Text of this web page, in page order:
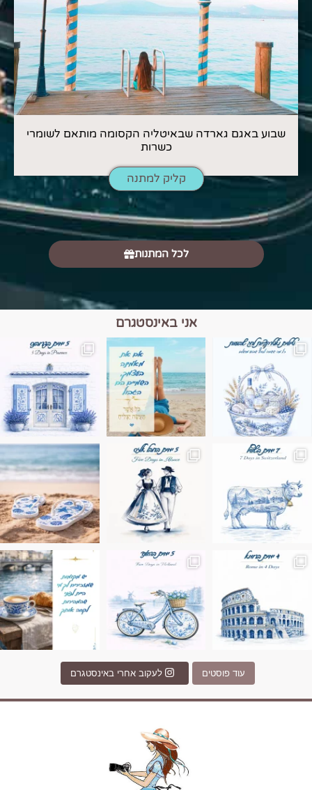
שבוע באגם גארדה שבאיטליה הקסומה מותאם לשומרי
כשרות
קליק למתנה
לכל המתנות
אני באינסטגרם
הם הגבול 💙🩵
בחבל אלזס צרפת
בחופשה שבו הכל נהיה פשוט יותר. החול, הי
Instagram post
Instagram post 17994326828955248
עוד פוסטים לעקוב אחרי באינסטגרם